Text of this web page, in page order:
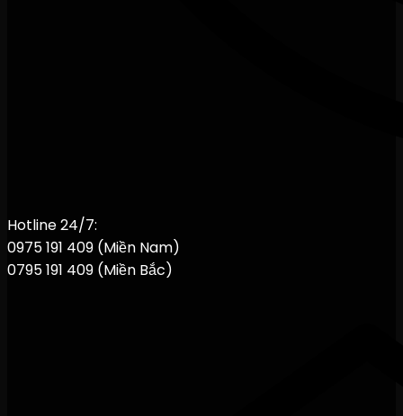
Hotline 24/7:
0975 191 409 (Miền Nam)
0795 191 409 (Miền Bắc)